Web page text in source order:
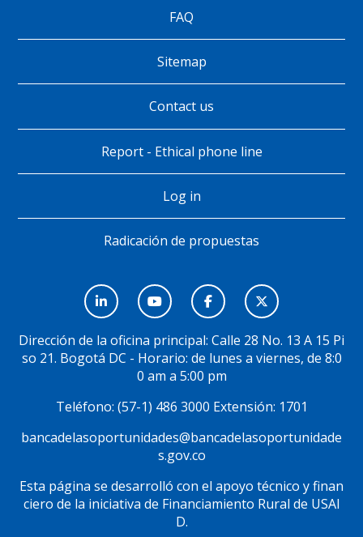
página
FAQ
Sitemap
Contact us
Report - Ethical phone line
Log in
Radicación de propuestas
Social
Dirección de la oficina principal: Calle 28 No. 13 A 15 Pi
so 21. Bogotá DC - Horario: de lunes a viernes, de 8:0
0 am a 5:00 pm
Teléfono: (57-1) 486 3000 Extensión: 1701
bancadelasoportunidades@bancadelasoportunidade
s.gov.co
Esta página se desarrolló con el apoyo técnico y finan
ciero de la iniciativa de Financiamiento Rural de USAI
D.